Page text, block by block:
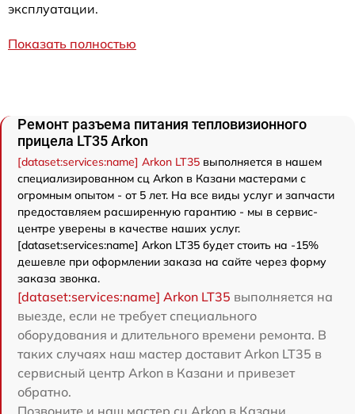
эксплуатации.
Показать полностью
Ремонт разъема питания тепловизионного
прицела LT35 Arkon
[dataset:services:name] Arkon LT35 выполняется в нашем
специализированном сц Arkon в Казани мастерами с
огромным опытом - от 5 лет. На все виды услуг и запчасти
предоставляем расширенную гарантию - мы в сервис-
центре уверены в качестве наших услуг.
[dataset:services:name] Arkon LT35 будет стоить на -15%
дешевле при оформлении заказа на сайте через форму
заказа звонка.
[dataset:services:name] Arkon LT35 выполняется на
выезде, если не требует специального
оборудования и длительного времени ремонта. В
таких случаях наш мастер доставит Arkon LT35 в
сервисный центр Arkon в Казани и привезет
обратно.
Позвоните и наш мастер сц Arkon в Казани